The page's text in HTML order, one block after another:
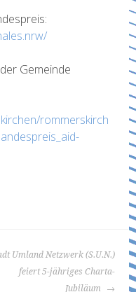
Gemeinde
rommerskirch
Umland Netzwerk (S.U.N.)
feiert 5-jähriges Charta-
Jubiläum